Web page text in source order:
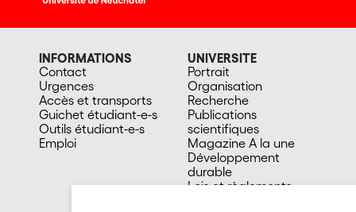
INFORMATIONS
Contact
Urgences
Accès et transports
Guichet étudiant-e-s
Outils étudiant-e-s
Emploi
UNIVERSITE
Portrait
Organisation
Recherche
Publications
scientifiques
Magazine A la une
Développement
durable
Lois et règlements